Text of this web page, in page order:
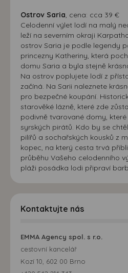
Ostrov Saria, cena: cca 39 €
Celodenní výlet lodí na malý
leží na severním okraji
ostrov Saria je podle legendy
princezny Katheriny, která
domu Saria a byla stejně
Na ostrov poplujete lodí z
začíná. Na Sarii naleznete
pro bezpečné koupání.
starověké lázně, které zde
podivně tvarované domy,
syrských pirátů. Kdo by se
pilířů a sochařských kousků z
kopec, na který cesta trvá
průběhu Vašeho celodenního
pláži posádka lodi připraví
Kontaktujte nás
EMMA Agency spol. s r.o.
cestovní kancelář
Kozí 10, 602 00 Brno